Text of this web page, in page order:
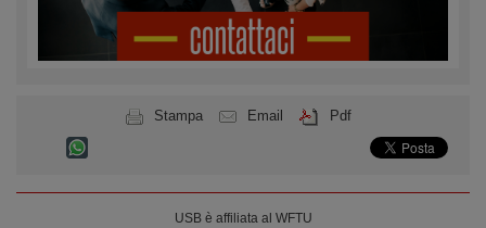
Stampa Email Pdf
USB è affiliata al WFTU